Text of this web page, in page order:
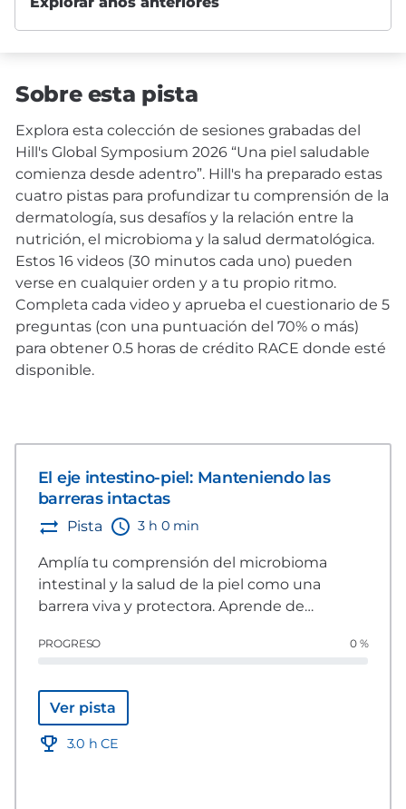
Sobre esta pista
Explora esta colección de sesiones grabadas del
Hill's Global Symposium 2026 “Una piel saludable
comienza desde adentro”. Hill's ha preparado estas
cuatro pistas para profundizar tu comprensión de la
dermatología, sus desafíos y la relación entre la
nutrición, el microbioma y la salud dermatológica.
Estos 16 videos (30 minutos cada uno) pueden
verse en cualquier orden y a tu propio ritmo.
Completa cada video y aprueba el cuestionario de 5
preguntas (con una puntuación del 70% o más)
para obtener 0.5 horas de crédito RACE donde esté
disponible.
El eje intestino-piel: Manteniendo las
barreras intactas
Pista 3 h 0 min
Amplía tu comprensión del microbioma
intestinal y la salud de la piel como una
barrera viva y protectora. Aprende de
nutricionales para mejorar y fortalecer la salud
PROGRESO 0 %
Ver pista
3.0 h CE